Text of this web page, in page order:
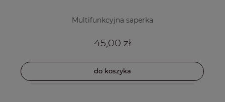
Multifunkcyjna saperka
45,00 zł
do koszyka